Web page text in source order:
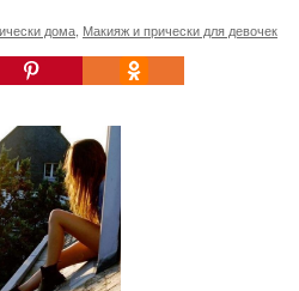
дома Макияж и прически для девочек